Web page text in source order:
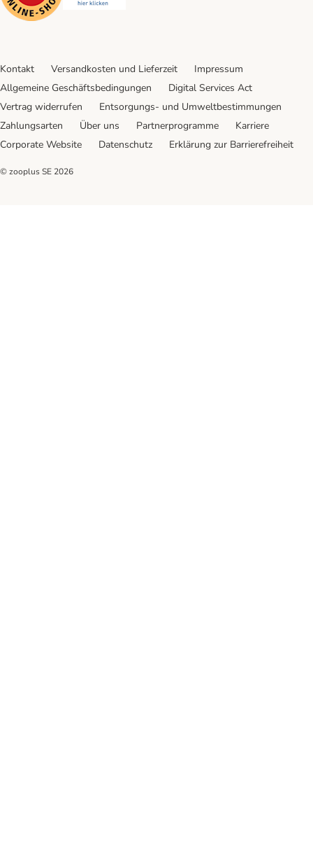
Kontakt Versandkosten und Lieferzeit
Impressum
Allgemeine Geschäftsbedingungen
Digital Services Act
Vertrag widerrufen
Entsorgungs- und Umweltbestimmungen
Zahlungsarten
Über uns Partnerprogramme
Karriere
Corporate Website
Datenschutz Erklärung zur Barrierefreiheit
© zooplus SE 2026